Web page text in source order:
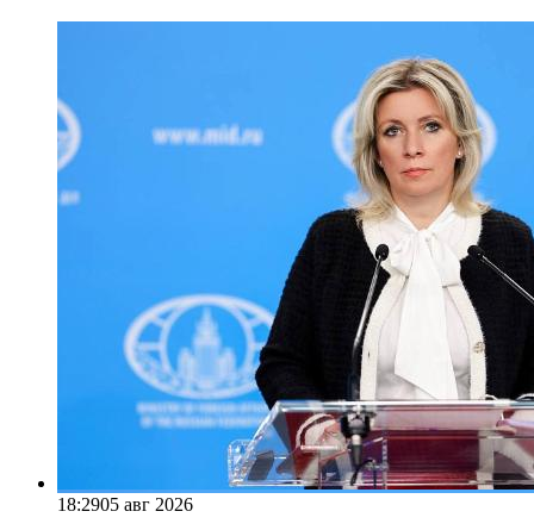
18:2905 авг 2026